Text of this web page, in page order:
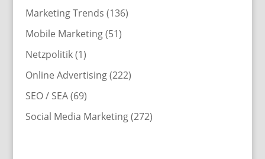
Marketing Trends (136)
Mobile Marketing(51)
Netzpolitik(1)
Online Advertising(222)
SEO / SEA(69)
Social Media Marketing(272)